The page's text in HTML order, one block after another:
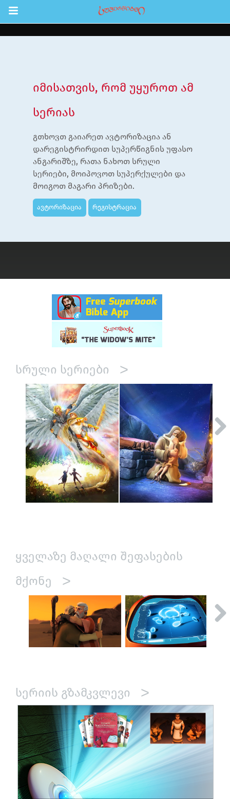
Return to Content
ბავშვებისთვის
იმისათვის, რომ უყუროთ ამ
სერიას
გთხოვთ გაიარეთ ავტორიზაცია ან
დარეგისტრირდით სუპერწიგნის უფასო
ანგარიშზე, რათა ნახოთ სრული
სერიები, მოიპოვოთ სუპერქულები და
მოიგოთ მაგარი პრიზები.
ავტორიზაცია რეგისტრაცია
ᲡᲠᲣᲚᲘ ᲡᲔᲠᲘᲔᲑᲘ >
ᲧᲕᲔᲚᲐᲖᲔ ᲛᲐᲦᲐᲚᲘ ᲨᲔᲤᲐᲡᲔᲑᲘᲡ
ᲛᲥᲝᲜᲔ
>
ᲡᲔᲠᲘᲘᲡ ᲒᲖᲐᲛᲙᲕᲚᲔᲕᲘ >